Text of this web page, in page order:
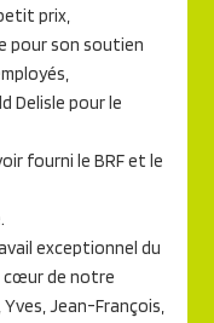
prix,
pour son soutien
Delisle pour le
fourni le BRF et le
exceptionnel du
cœur de notre
Jean-François,